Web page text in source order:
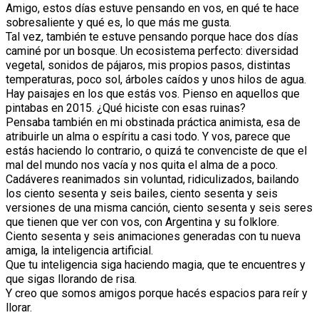
Amigo, estos días estuve pensando en vos, en qué te hace
sobresaliente y qué es, lo que más me gusta.
Tal vez, también te estuve pensando porque hace dos días
caminé por un bosque. Un ecosistema perfecto: diversidad
vegetal, sonidos de pájaros, mis propios pasos, distintas
temperaturas, poco sol, árboles caídos y unos hilos de agua.
Hay paisajes en los que estás vos. Pienso en aquellos que
pintabas en 2015. ¿Qué hiciste con esas ruinas?
Pensaba también en mi obstinada práctica animista, esa de
atribuirle un alma o espíritu a casi todo. Y vos, parece que
estás haciendo lo contrario, o quizá te convenciste de que el
mal del mundo nos vacía y nos quita el alma de a poco.
Cadáveres reanimados sin voluntad, ridiculizados, bailando
los ciento sesenta y seis bailes, ciento sesenta y seis
versiones de una misma canción, ciento sesenta y seis seres
que tienen que ver con vos, con Argentina y su folklore.
Ciento sesenta y seis animaciones generadas con tu nueva
amiga, la inteligencia artificial.
Que tu inteligencia siga haciendo magia, que te encuentres y
que sigas llorando de risa.
Y creo que somos amigos porque hacés espacios para reír y
llorar.